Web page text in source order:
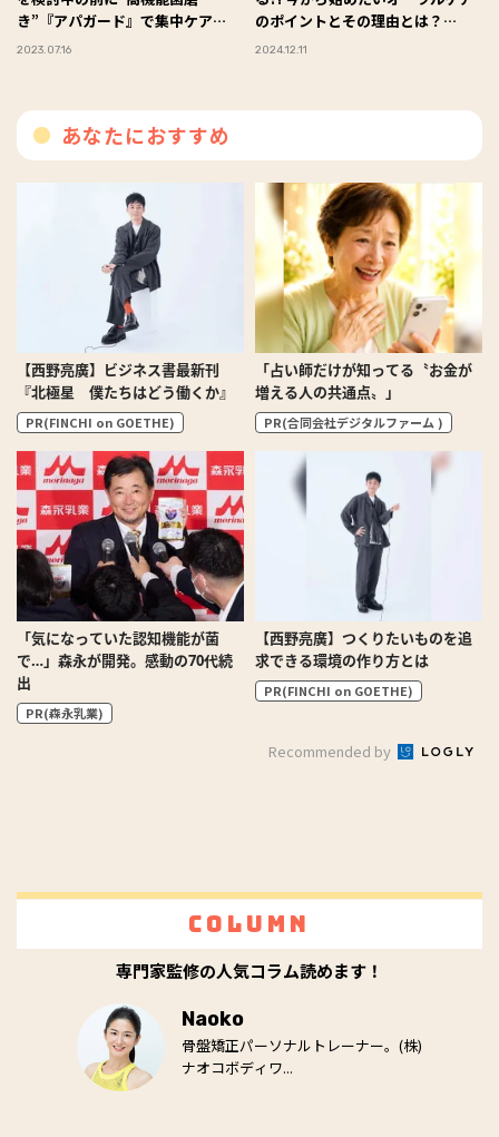
き”『アパガード』で集中ケア
#Omezaトーク
2023.07.16
のポイントとその理由とは？
#Omezaトーク
2024.12.11
あなたにおすすめ
【西野亮廣】ビジネス書最新刊
『北極星 僕たちはどう働くか』
PR(FINCHI on GOETHE)
「占い師だけが知ってる〝お金が
増える人の共通点〟」
PR(合同会社デジタルファーム )
「気になっていた認知機能が菌
で…」森永が開発。感動の70代続
出
PR(森永乳業)
【西野亮廣】つくりたいものを追
求できる環境の作り方とは
PR(FINCHI on GOETHE)
Recommended by
Column
専門家監修の人気コラム読めます！
Naoko
骨盤矯正パーソナルトレーナー。(株)
ナオコボディワ...